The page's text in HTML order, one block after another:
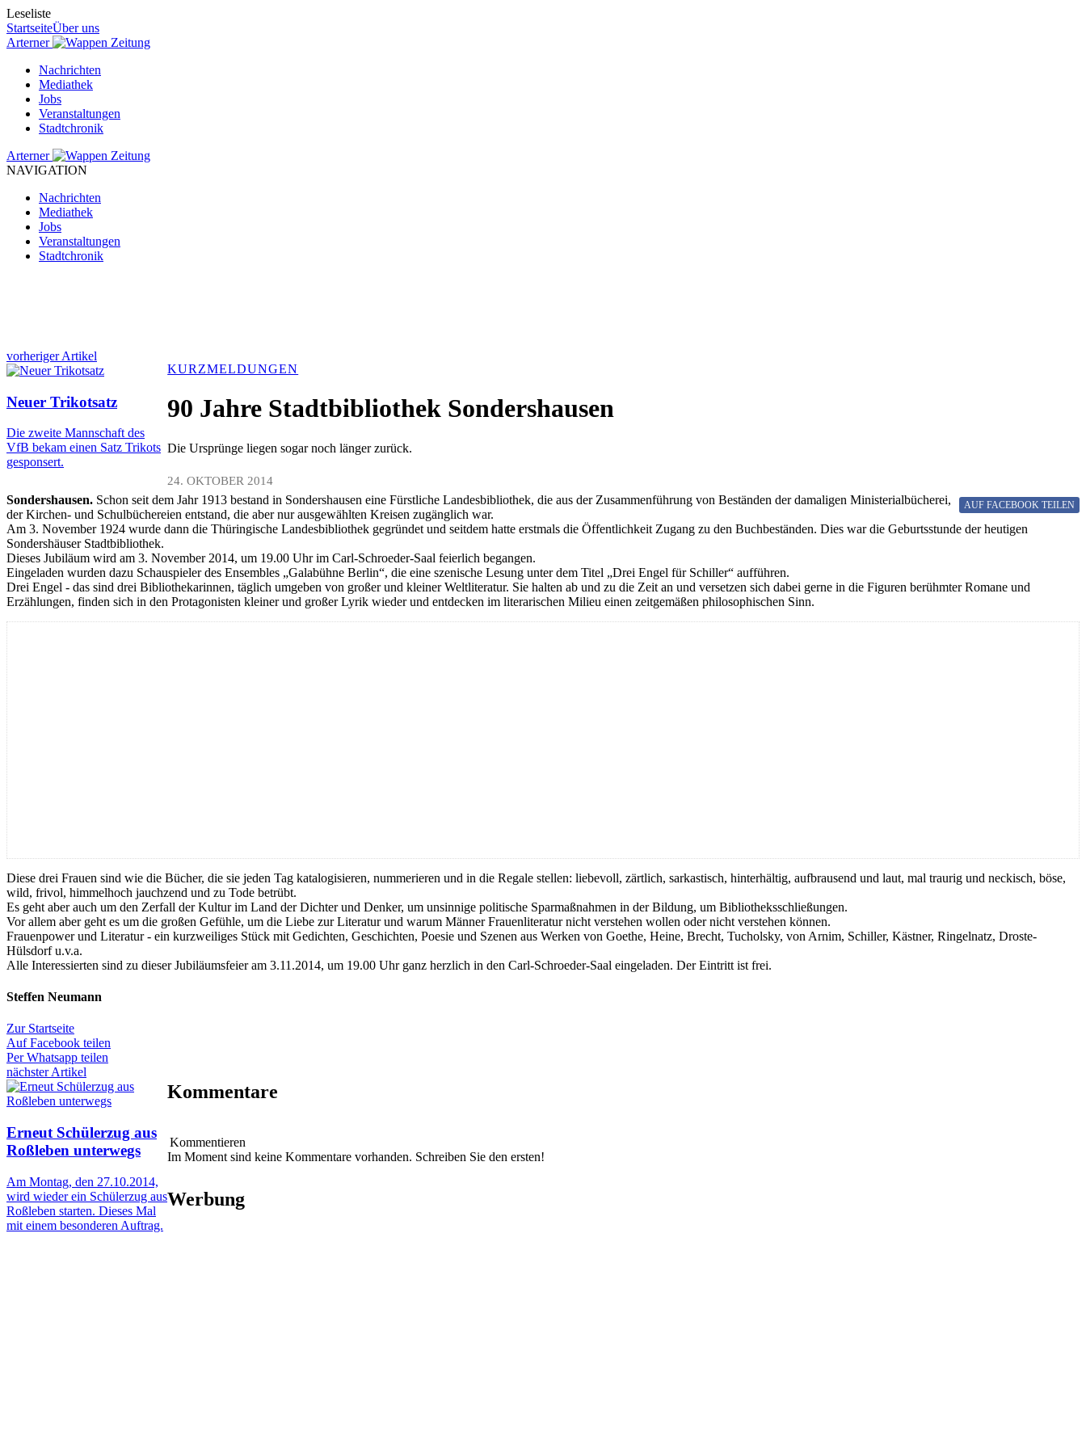
Leseliste
StartseiteÜber uns
Arterner
Zeitung
Nachrichten
Mediathek
Jobs
Veranstaltungen
Stadtchronik
Arterner
Zeitung
NAVIGATION
Nachrichten
Mediathek
Jobs
Veranstaltungen
Stadtchronik
vorheriger Artikel
Neuer Trikotsatz
Die zweite Mannschaft des
VfB bekam einen Satz Trikots
gesponsert.
KURZMELDUNGEN
90 Jahre Stadtbibliothek Sondershausen
Die Ursprünge liegen sogar noch länger zurück.
24. OKTOBER 2014
AUF FACEBOOK TEILEN
Sondershausen. Schon seit dem Jahr 1913 bestand in Sondershausen eine Fürstliche Landesbibliothek, die aus der Zusammenführung von Beständen der damaligen Ministerialbücherei,
der Kirchen- und Schulbüchereien entstand, die aber nur ausgewählten Kreisen zugänglich war.
Am 3. November 1924 wurde dann die Thüringische Landesbibliothek gegründet und seitdem hatte erstmals die Öffentlichkeit Zugang zu den Buchbeständen. Dies war die Geburtsstunde der heutigen
Sondershäuser Stadtbibliothek.
Dieses Jubiläum wird am 3. November 2014, um 19.00 Uhr im Carl-Schroeder-Saal feierlich begangen.
Eingeladen wurden dazu Schauspieler des Ensembles „Galabühne Berlin“, die eine szenische Lesung unter dem Titel „Drei Engel für Schiller“ aufführen.
Drei Engel - das sind drei Bibliothekarinnen, täglich umgeben von großer und kleiner Weltliteratur. Sie halten ab und zu die Zeit an und versetzen sich dabei gerne in die Figuren berühmter Romane und
Erzählungen, finden sich in den Protagonisten kleiner und großer Lyrik wieder und entdecken im literarischen Milieu einen zeitgemäßen philosophischen Sinn.
Diese drei Frauen sind wie die Bücher, die sie jeden Tag katalogisieren, nummerieren und in die Regale stellen: liebevoll, zärtlich, sarkastisch, hinterhältig, aufbrausend und laut, mal traurig und neckisch, böse,
wild, frivol, himmelhoch jauchzend und zu Tode betrübt.
Es geht aber auch um den Zerfall der Kultur im Land der Dichter und Denker, um unsinnige politische Sparmaßnahmen in der Bildung, um Bibliotheksschließungen.
Vor allem aber geht es um die großen Gefühle, um die Liebe zur Literatur und warum Männer Frauenliteratur nicht verstehen wollen oder nicht verstehen können.
Frauenpower und Literatur - ein kurzweiliges Stück mit Gedichten, Geschichten, Poesie und Szenen aus Werken von Goethe, Heine, Brecht, Tucholsky, von Arnim, Schiller, Kästner, Ringelnatz, Droste-
Hülsdorf u.v.a.
Alle Interessierten sind zu dieser Jubiläumsfeier am 3.11.2014, um 19.00 Uhr ganz herzlich in den Carl-Schroeder-Saal eingeladen. Der Eintritt ist frei.
Steffen Neumann
Zur Startseite
Auf Facebook teilen
Per Whatsapp teilen
nächster Artikel
Erneut Schülerzug aus
Roßleben unterwegs
Am Montag, den 27.10.2014,
wird wieder ein Schülerzug aus
Roßleben starten. Dieses Mal
mit einem besonderen Auftrag.
Kommentare
Kommentieren
Im Moment sind keine Kommentare vorhanden. Schreiben Sie den ersten!
Werbung